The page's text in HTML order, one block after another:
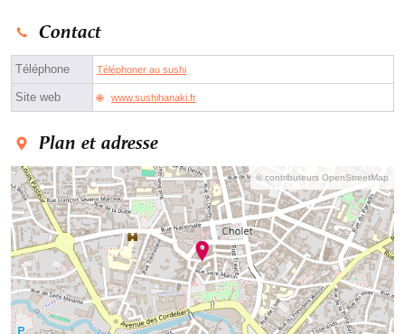
Contact
Téléphone Téléphoner au sushi
Site web www.sushihanaki.fr
Plan et adresse
© contributeurs OpenStreetMap